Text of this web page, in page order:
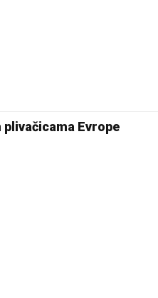
Evrope